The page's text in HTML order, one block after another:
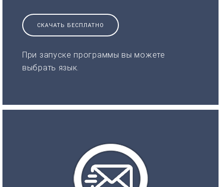
СКАЧАТЬ БЕСПЛАТНО
При запуске программы вы можете
выбрать язык.